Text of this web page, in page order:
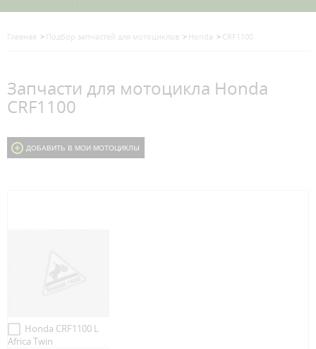
Главная Подбор запчастей для мотоциклов Honda CRF1100
Запчасти для мотоцикла Honda
CRF1100
ДОБАВИТЬ В МОИ МОТОЦИКЛЫ
Honda CRF1100 L
Africa Twin